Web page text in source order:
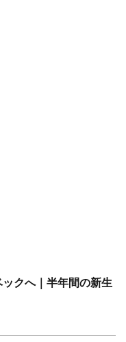
クへ｜半年間の新生